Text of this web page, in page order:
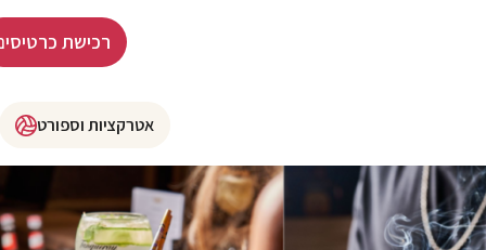
רכישת
אטרקציות וספורט